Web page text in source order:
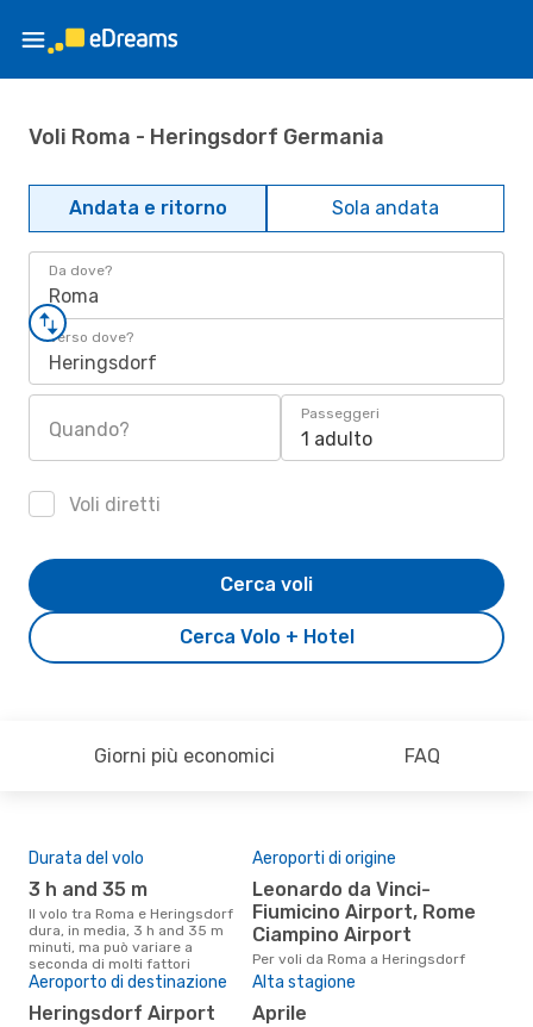
Voli Roma - Heringsdorf Germania
Andata e ritorno Sola andata
Da dove?
Roma
Verso dove?
Heringsdorf
Quando?
Passeggeri
1 adulto
Voli diretti
Cerca Volo + Hotel
Cerca voli
Giorni più economici FAQ
Durata del volo
3 h and 35 m
Il volo tra Roma e Heringsdorf
dura, in media, 3 h and 35 m
minuti, ma può variare a
seconda di molti fattori
Aeroporti di origine
Leonardo da Vinci-
Fiumicino Airport, Rome
Ciampino Airport
Per voli da Roma a Heringsdorf
Aeroporto di destinazione
Heringsdorf Airport
Alta stagione
aprile